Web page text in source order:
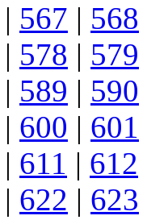
| 567 | 568
| 578 | 579
| 589 | 590
| 600 | 601
| 611 | 612
| 622 | 623